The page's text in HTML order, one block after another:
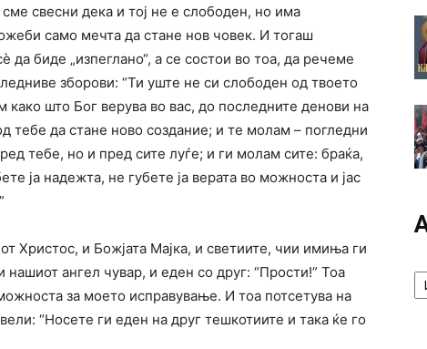
свесни дека и тој не е слободен, но има
само мечта да стане нов човек. И тогаш
да биде „изпеглано“, а се состои во тоа, да речеме
зборови: “Ти уште не си слободен од твоето
како што Бог верува во вас, до последните денови на
тебе да стане ново создание; и те молам – погледни
тебе, но и пред сите луѓе; и ги молам сите: браќа,
ја надежта, не губете ја верата во можноста и јас
Христос, и Божјата Мајка, и светиите, чии имиња ги
ангел чувар, и еден со друг: “Прости!” Тоа
за моето исправување. И тоа потсетува на
“Носете ги еден на друг тешкотиите и така ќе го